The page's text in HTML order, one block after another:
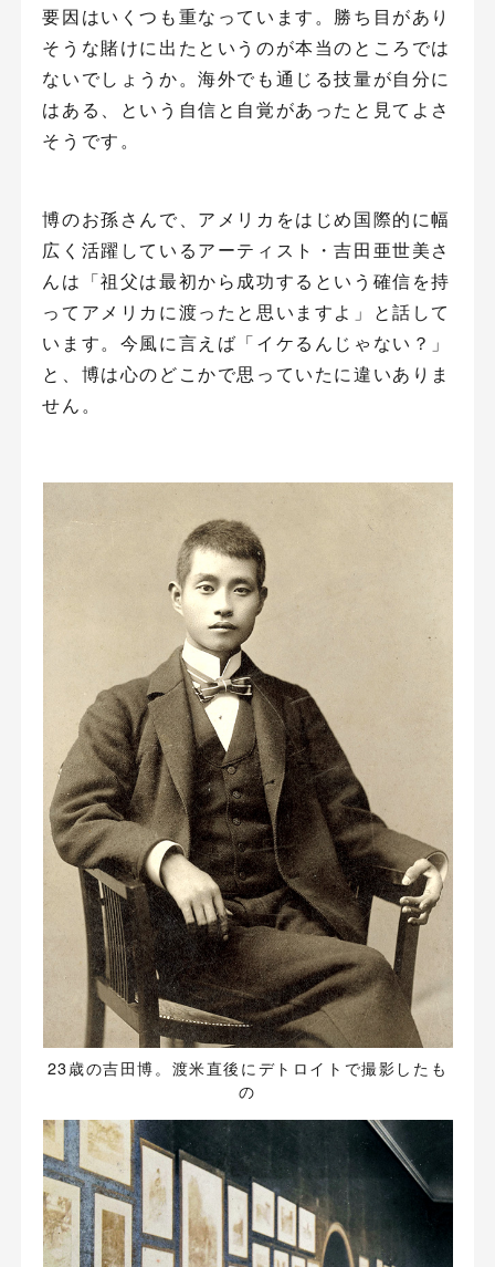
要因はいくつも重なっています。勝ち目があり
そうな賭けに出たというのが本当のところでは
ないでしょうか。海外でも通じる技量が自分に
はある、という自信と自覚があったと見てよさ
そうです。
博のお孫さんで、アメリカをはじめ国際的に幅
広く活躍しているアーティスト・吉田亜世美さ
んは「祖父は最初から成功するという確信を持
ってアメリカに渡ったと思いますよ」と話して
います。今風に言えば「イケるんじゃない？」
と、博は心のどこかで思っていたに違いありま
せん。
23歳の吉田博。渡米直後にデトロイトで撮影したも
の